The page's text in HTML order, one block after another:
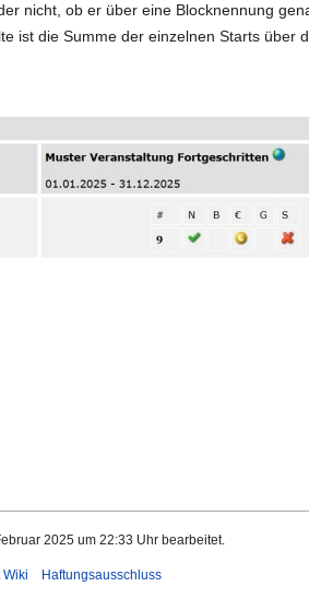
nicht, ob er über eine Blocknennung
ist die Summe der einzelnen Starts über
2025 um 22:33 Uhr bearbeitet.
Wiki Haftungsausschluss